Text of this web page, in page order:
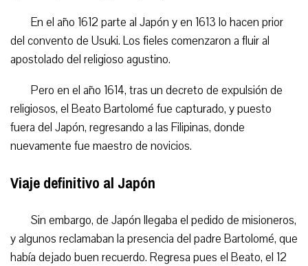
En el año 1612 parte al Japón y en 1613 lo hacen prior
del convento de Usuki. Los fieles comenzaron a fluir al
apostolado del religioso agustino.
Pero en el año 1614, tras un decreto de expulsión de
religiosos, el Beato Bartolomé fue capturado, ypuesto
fuera del Japón, regresando a las Filipinas, donde
nuevamente fue maestro de novicios.
Viaje definitivo al Japón
Sin embargo, de Japón llegaba el pedido de misioneros,
y algunos reclamaban la presencia del padre Bartolomé, que
había dejado buen recuerdo. Regresa pues el Beato, el 12